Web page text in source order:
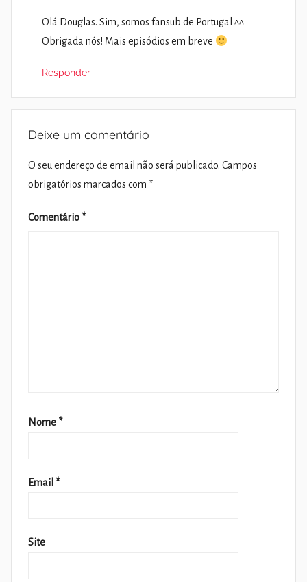
Olá Douglas. Sim, somos fansub de Portugal ^^
Obrigada nós! Mais episódios em breve
Responder
Deixe um comentário
O seu endereço de email não será publicado. Campos
obrigatórios marcados com *
Comentário *
Nome *
Email *
Site